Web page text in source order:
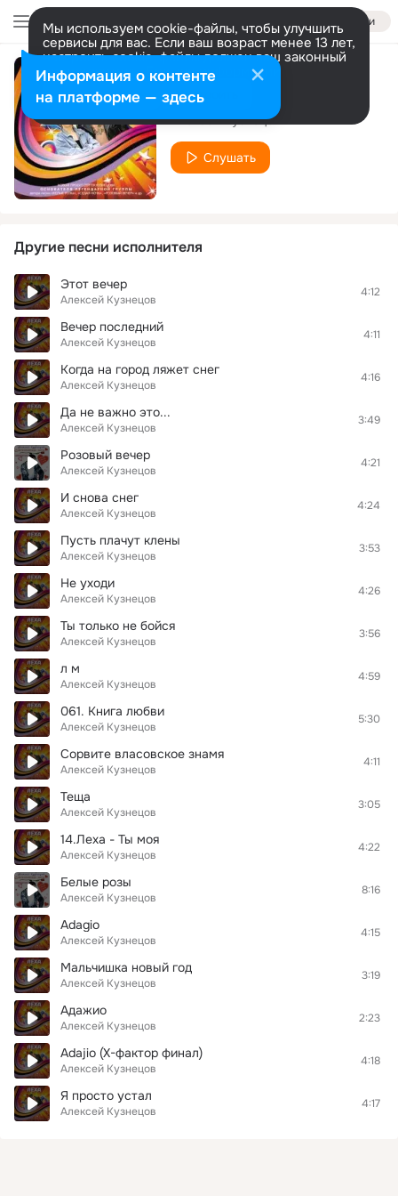
Войти
Мы используем cookie-файлы, чтобы улучшить
сервисы для вас. Если ваш возраст менее 13 лет,
настроить cookie-файлы должен ваш законный
представитель. Больше информации
Разрешить все Настроить
кавказкий десант
Алексей Кузнецов
Слушать
Другие песни исполнителя
Этот вечер
Алексей Кузнецов
4:12
Вечер последний
Алексей Кузнецов
4:11
Когда на город ляжет снег
Алексей Кузнецов
4:16
Да не важно это...
Алексей Кузнецов
3:49
Розовый вечер
Алексей Кузнецов
4:21
И снова снег
Алексей Кузнецов
4:24
Пусть плачут клены
Алексей Кузнецов
3:53
Не уходи
Алексей Кузнецов
4:26
Ты только не бойся
Алексей Кузнецов
3:56
л м
Алексей Кузнецов
4:59
061. Книга любви
Алексей Кузнецов
5:30
Сорвите власовское знамя
Алексей Кузнецов
4:11
Теща
Алексей Кузнецов
3:05
14.Леха - Ты моя
Алексей Кузнецов
4:22
Белые розы
Алексей Кузнецов
8:16
Adagio
Алексей Кузнецов
4:15
Мальчишка новый год
Алексей Кузнецов
3:19
Адажио
Алексей Кузнецов
2:23
Adajio (Х-фактор финал)
Алексей Кузнецов
4:18
Я просто устал
Алексей Кузнецов
4:17
Информация о контенте
на платформе — здесь